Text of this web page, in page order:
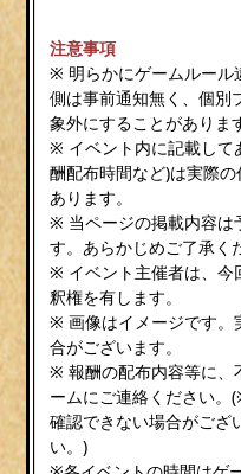
注意事項
※ 明らかにゲームルール
側は事前通知無く、個別
象外にすることがありま
※ イベント内に記載して
酬配布時間など)は実際
あります。
※ 当ページの掲載内容は
す。あらかじめご了承く
※ イベント主催者は、今
釈権を有します。
※ 画像はイメージです。
合がございます。
※ 報酬の配布内容等に、
ームにご連絡ください
確認できない場合がござ
い。)